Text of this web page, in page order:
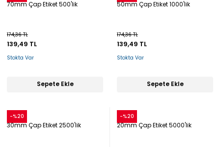
70mm Çap Etiket 500'lik
174,36 TL
139,49 TL
Stokta Var
Sepete Ekle
50mm Çap Etiket 1000'lik
174,36 TL
139,49 TL
Stokta Var
Sepete Ekle
-%20
Snow
30mm Çap Etiket 2500'lik
-%20
Snow
20mm Çap Etiket 5000'lik